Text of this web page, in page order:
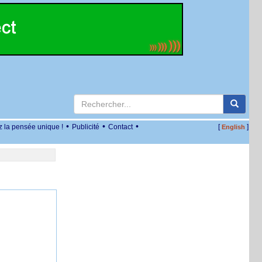
la pensée unique ! • Publicité • Contact • [English ]